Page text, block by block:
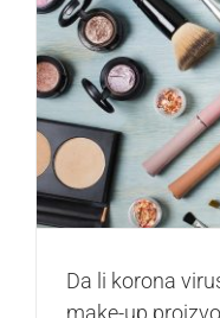
Da li korona
Da li korona
make-up